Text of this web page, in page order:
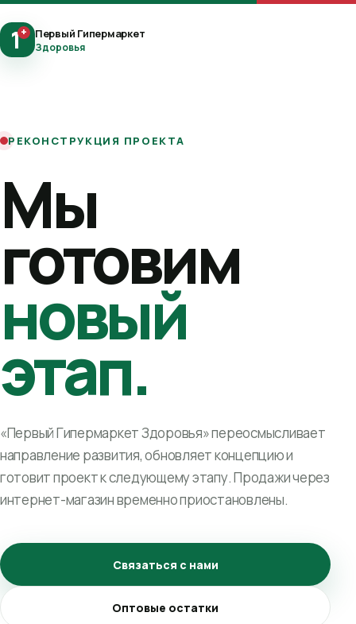
1+ Первый Гипермаркет
Здоровья
РЕКОНСТРУКЦИЯ ПРОЕКТА
Мы
готовим
новый
этап.
«Первый Гипермаркет Здоровья» переосмысливает
направление развития, обновляет концепцию и
готовит проект к следующему этапу. Продажи через
интернет-магазин временно приостановлены.
Связаться с нами
Оптовые остатки